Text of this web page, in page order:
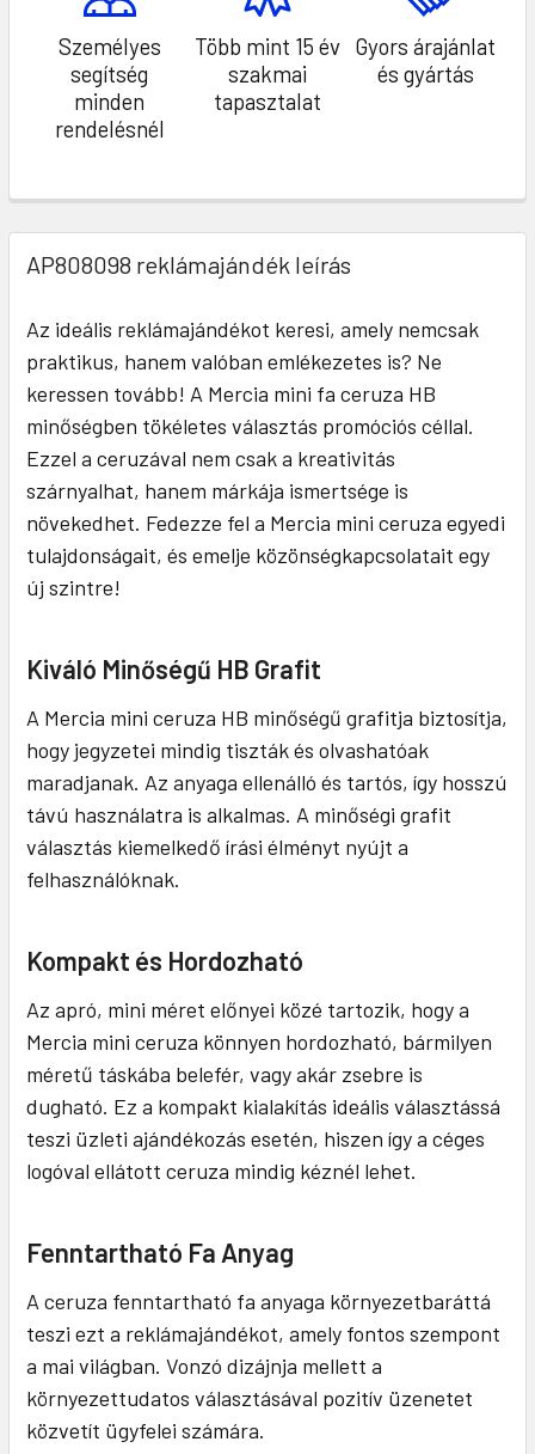
Személyes
segítség
minden
rendelésnél
Több mint 15 év
szakmai
tapasztalat
Gyors árajánlat
és gyártás
AP808098 reklámajándék leírás
Az ideális reklámajándékot keresi, amely nemcsak
praktikus, hanem valóban emlékezetes is? Ne
keressen tovább! A Mercia mini fa ceruza HB
minőségben tökéletes választás promóciós céllal.
Ezzel a ceruzával nem csak a kreativitás
szárnyalhat, hanem márkája ismertsége is
növekedhet. Fedezze fel a Mercia mini ceruza egyedi
tulajdonságait, és emelje közönségkapcsolatait egy
új szintre!
Kiváló Minőségű HB Grafit
A Mercia mini ceruza HB minőségű grafitja biztosítja,
hogy jegyzetei mindig tiszták és olvashatóak
maradjanak. Az anyaga ellenálló és tartós, így hosszú
távú használatra is alkalmas. A minőségi grafit
választás kiemelkedő írási élményt nyújt a
felhasználóknak.
Kompakt és Hordozható
Az apró, mini méret előnyei közé tartozik, hogy a
Mercia mini ceruza könnyen hordozható, bármilyen
méretű táskába belefér, vagy akár zsebre is
dugható. Ez a kompakt kialakítás ideális választássá
teszi üzleti ajándékozás esetén, hiszen így a céges
logóval ellátott ceruza mindig kéznél lehet.
Fenntartható Fa Anyag
A ceruza fenntartható fa anyaga környezetbaráttá
teszi ezt a reklámajándékot, amely fontos szempont
a mai világban. Vonzó dizájnja mellett a
környezettudatos választásával pozitív üzenetet
közvetít ügyfelei számára.